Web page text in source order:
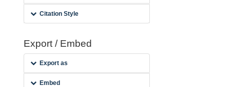
Citation Style
Export / Embed
Export as
Embed